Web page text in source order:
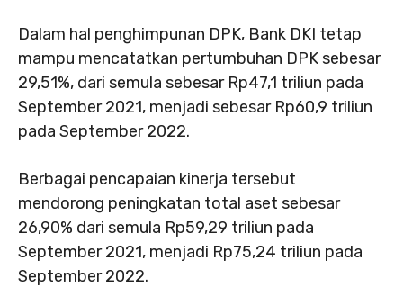
Dalam hal penghimpunan DPK, Bank DKI tetap
mampu mencatatkan pertumbuhan DPK sebesar
29,51%, dari semula sebesar Rp47,1 triliun pada
September 2021, menjadi sebesar Rp60,9 triliun
pada September 2022.
Berbagai pencapaian kinerja tersebut
mendorong peningkatan total aset sebesar
26,90% dari semula Rp59,29 triliun pada
September 2021, menjadi Rp75,24 triliun pada
September 2022.